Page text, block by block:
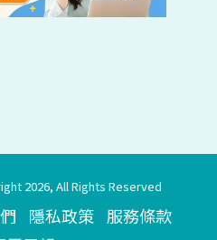
2026, All Rights Reserved
隱私政策 服務條款